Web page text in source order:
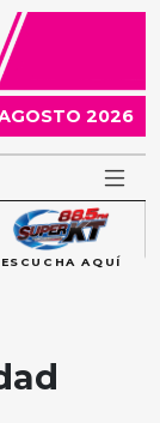
2026
ESCUCHA AQUÍ